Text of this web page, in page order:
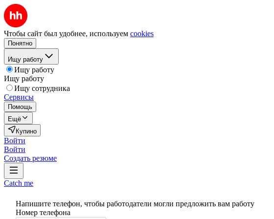
Чтобы сайт был удобнее, используем cookies
Понятно
Ищу работу
Ищу работу
Ищу работу
Ищу сотрудника
Сервисы
Помощь
Ещё
Купино
Войти
Войти
Создать резюме
Catch me
Напишите телефон, чтобы работодатели могли предложить вам работу
Номер телефона